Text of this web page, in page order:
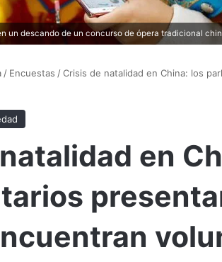
un descando de un concurso de ópera tradicional
/ Encuestas /Crisis de natalidad en China: los
en